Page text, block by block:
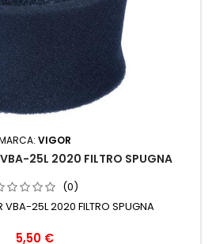
VIGOR
25L 2020 FILTRO SPUGNA
(0)
VBA-25L 2020 FILTRO SPUGNA
Prezzo
5,50 €